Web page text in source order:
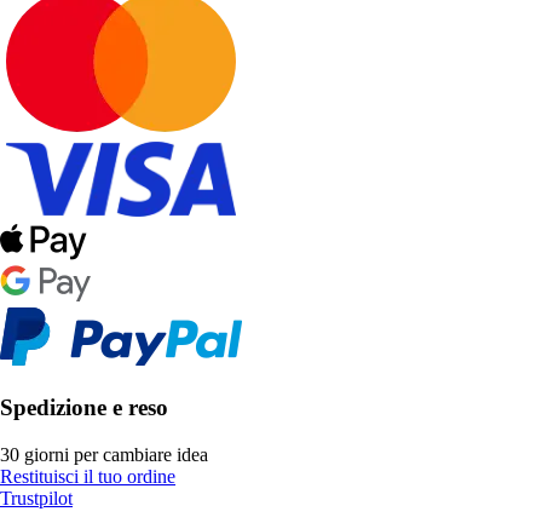
Spedizione e reso
30 giorni per cambiare idea
Restituisci il tuo ordine
Trustpilot